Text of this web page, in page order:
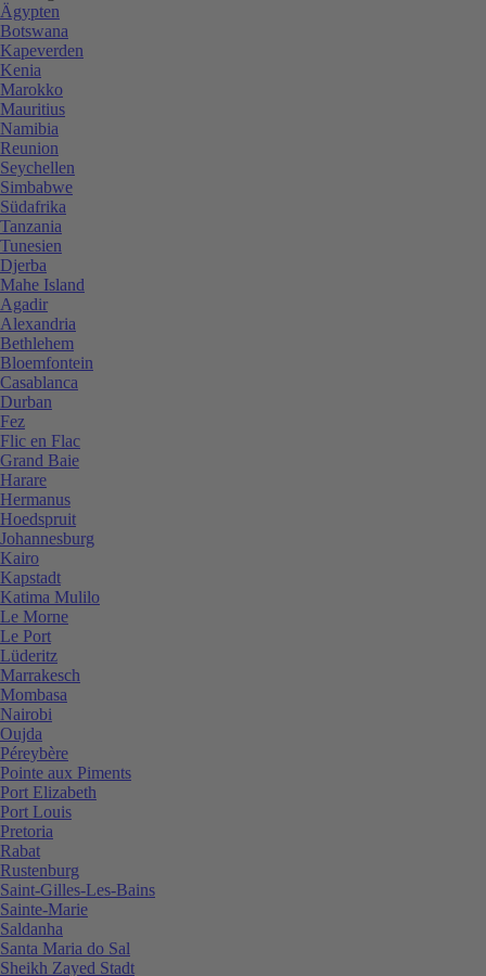
Ägypten
Botswana
Kapeverden
Kenia
Marokko
Mauritius
Namibia
Reunion
Seychellen
Simbabwe
Südafrika
Tanzania
Tunesien
Djerba
Mahe Island
Agadir
Alexandria
Bethlehem
Bloemfontein
Casablanca
Durban
Fez
Flic en Flac
Grand Baie
Harare
Hermanus
Hoedspruit
Johannesburg
Kairo
Kapstadt
Katima Mulilo
Le Morne
Le Port
Lüderitz
Marrakesch
Mombasa
Nairobi
Oujda
Péreybère
Pointe aux Piments
Port Elizabeth
Port Louis
Pretoria
Rabat
Rustenburg
Saint-Gilles-Les-Bains
Sainte-Marie
Saldanha
Santa Maria do Sal
Sheikh Zayed Stadt